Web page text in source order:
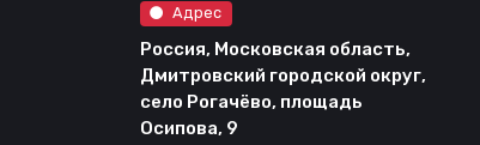
Адрес
Россия, Московская область,
Дмитровский городской округ,
село Рогачёво, площадь
Осипова, 9